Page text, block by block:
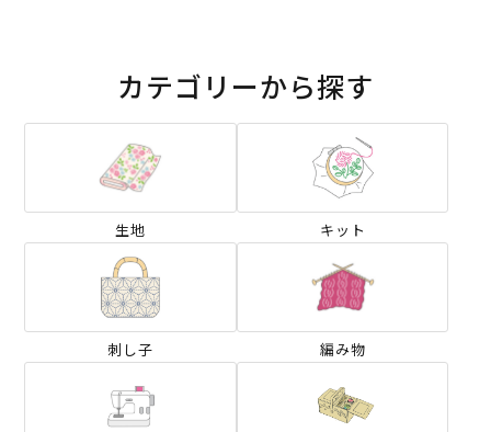
カテゴリーから探す
生地 キット
刺し子 編み物